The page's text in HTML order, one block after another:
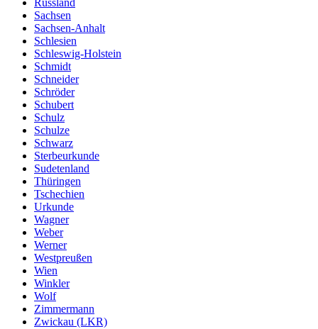
Russland
Sachsen
Sachsen-Anhalt
Schlesien
Schleswig-Holstein
Schmidt
Schneider
Schröder
Schubert
Schulz
Schulze
Schwarz
Sterbeurkunde
Sudetenland
Thüringen
Tschechien
Urkunde
Wagner
Weber
Werner
Westpreußen
Wien
Winkler
Wolf
Zimmermann
Zwickau (LKR)